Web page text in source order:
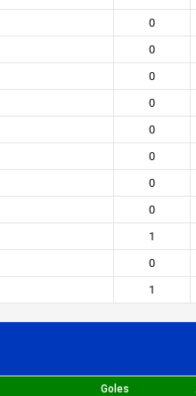
0
0
0
0
0
0
0
0
1
0
1
Goles